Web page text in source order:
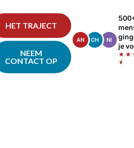
HET TRAJECT
NEEM
CONTACT OP
AN CH NI
je
★